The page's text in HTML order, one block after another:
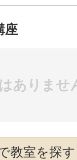
座
ありませ
教室を探す